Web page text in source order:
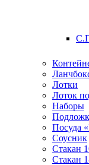
Лотки
Лоток
Наборы
Посуда
Соусник
Стакан
Стакан